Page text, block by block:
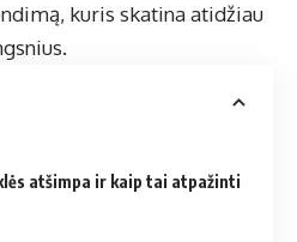
kuris skatina atidžiau
atšimpa ir kaip tai atpažinti